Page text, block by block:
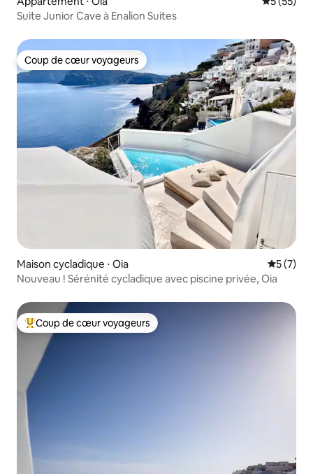
Suite Junior Cave à Enalion Suites
Coup de cœur voyageurs
Coup de cœur voyageurs
Maison cycladique ⋅ Oia
5 (7)
Nouveau ! Sérénité cycladique avec piscine privée, Oia
Coups de cœur voyageurs les plus appréciés
Coup de cœur voyageurs